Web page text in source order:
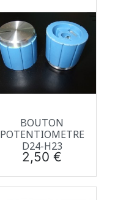
BOUTON
POTENTIOMETRE
D24-H23
Prix
2,50 €